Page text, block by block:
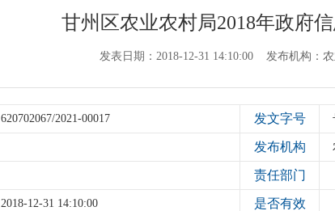
甘州区农业农村局2018年政府
发表日期：2018-12-31 14:10:00 发布机构：
620702067/2021-00017 发文字号
发布机构
责任部门
2018-12-31 14:10:00 是否有效